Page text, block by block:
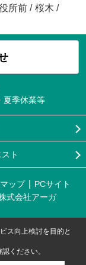
所前 / 桜木 /
夏季休業等
ト
ップ
PCサイト
式会社アーガ
ス向上検討を目的と
ください。